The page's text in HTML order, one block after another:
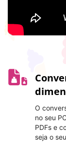
O
no seu
PDFs e
seja o